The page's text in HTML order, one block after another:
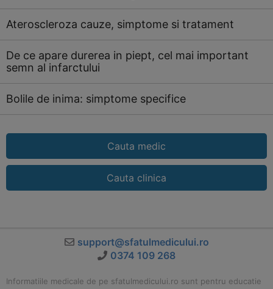
Ateroscleroza cauze, simptome si tratament
De ce apare durerea in piept, cel mai important
semn al infarctului
Bolile de inima: simptome specifice
Cauta medic
Cauta clinica
support@sfatulmedicului.ro
0374 109 268
Informatiile medicale de pe sfatulmedicului.ro sunt pentru educatie